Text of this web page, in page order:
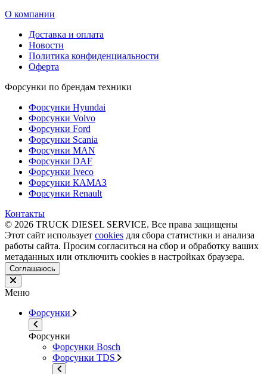
О компании
Доставка и оплата
Новости
Политика конфиденциальности
Оферта
Форсунки по брендам техники
Форсунки Hyundai
Форсунки Volvo
Форсунки Ford
Форсунки Scania
Форсунки MAN
Форсунки DAF
Форсунки Iveco
Форсунки КАМАЗ
Форсунки Renault
Контакты
© 2026 TRUCK DIESEL SERVICE. Все права защищены
Этот сайт использует cookies для сбора статистики и анализа
работы сайта. Просим согласиться на сбор и обработку ваших
метаданных или отключить cookies в настройках браузера.
Соглашаюсь
Меню
Форсунки
Форсунки
Форсунки Bosch
Форсунки TDS